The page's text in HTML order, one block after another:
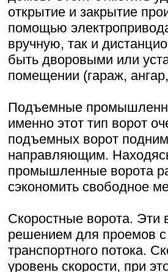
открытие и закрытие
помощью
вручную, так и
быть дворовыми или
помещении (гараж,
Подъемные
именно этот тип ворот
подъемных ворот
направляющим.
промышленные ворота
сэкономить свободное
Скоростные ворота.
решением для проемов
транспортного потока.
уровень скорости, при